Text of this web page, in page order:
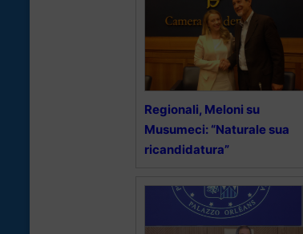
Regionali, Meloni su
Musumeci: “Naturale sua
ricandidatura”